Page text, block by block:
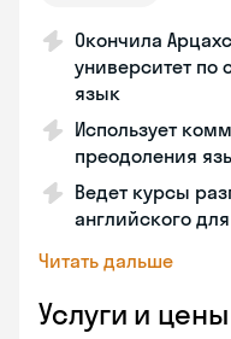
Окончила
университет по
язык
Использует
преодоления
Ведет курсы
английского
Читать дальше
Услуги и цены